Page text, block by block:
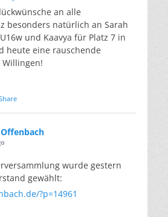
an alle
besonders natürlich an Sarah
und Kaavya für Platz 7 in
heute eine rauschende
Offenbach
wurde gestern
gewählt:
?p=14961